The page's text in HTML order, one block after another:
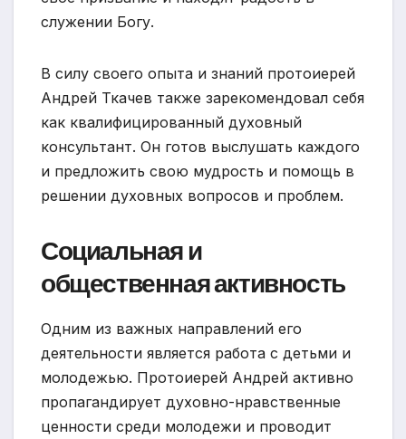
служении Богу.
В силу своего опыта и знаний протоиерей
Андрей Ткачев также зарекомендовал себя
как квалифицированный духовный
консультант. Он готов выслушать каждого
и предложить свою мудрость и помощь в
решении духовных вопросов и проблем.
Социальная и
общественная активность
Одним из важных направлений его
деятельности является работа с детьми и
молодежью. Протоиерей Андрей активно
пропагандирует духовно-нравственные
ценности среди молодежи и проводит